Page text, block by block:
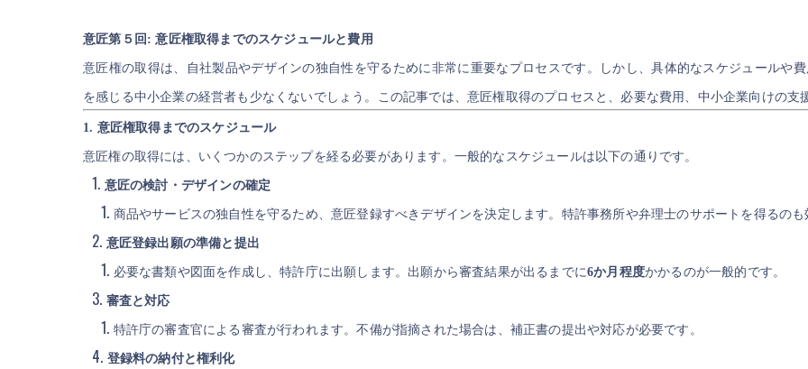
意匠第５回: 意匠権取得までのスケジュールと費用
意匠権の取得は、自社製品やデザインの独自性を守るために非常に重要なプロセスです。しかし、具体的なスケジュールや
を感じる中小企業の経営者も少なくないでしょう。この記事では、意匠権取得のプロセスと、必要な費用、中小企業向けの支
1. 意匠権取得までのスケジュール
意匠権の取得には、いくつかのステップを経る必要があります。一般的なスケジュールは以下の通りです。
意匠の検討・デザインの確定
商品やサービスの独自性を守るため、意匠登録すべきデザインを決定します。特許事務所や弁理士のサポートを得るの
意匠登録出願の準備と提出
必要な書類や図面を作成し、特許庁に出願します。出願から審査結果が出るまでに6か月程度かかるのが一般的です。
審査と対応
特許庁の審査官による審査が行われます。不備が指摘された場合は、補正書の提出や対応が必要です。
登録料の納付と権利化